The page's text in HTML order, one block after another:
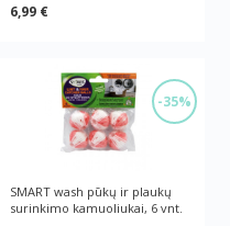
6,99 €
-35%
SMART wash pūkų ir plaukų
surinkimo kamuoliukai, 6 vnt.